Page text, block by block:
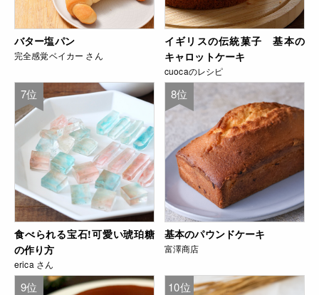
バター塩パン
完全感覚ベイカー さん
イギリスの伝統菓子 基本の
キャロットケーキ
cuocaのレシピ
7位
食べられる宝石!可愛い琥珀糖
の作り方
erica さん
8位
基本のパウンドケーキ
富澤商店
9位 10位